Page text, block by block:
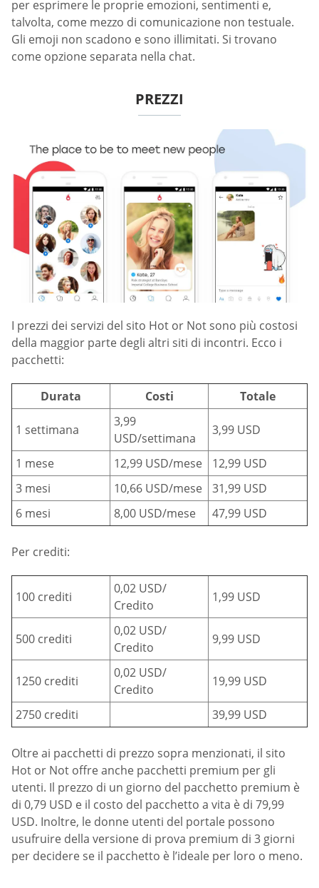
per esprimere le proprie emozioni, sentimenti e,
talvolta, come mezzo di comunicazione non testuale.
Gli emoji non scadono e sono illimitati. Si trovano
come opzione separata nella chat.
PREZZI
I prezzi dei servizi del sito Hot or Not sono più costosi
della maggior parte degli altri siti di incontri. Ecco i
pacchetti:
Durata Costi Totale
1 settimana
3,99
USD/settimana
3,99 USD
1 mese 12,99 USD/mese
12,99 USD
3 mesi
10,66 USD/mese
31,99 USD
6 mesi
8,00 USD/mese 47,99 USD
Per crediti:
100 crediti
0,02 USD/
Credito
1,99 USD
500 crediti
0,02 USD/
Credito
9,99 USD
1250 crediti
0,02 USD/
Credito
19,99 USD
2750 crediti 39,99 USD
Oltre ai pacchetti di prezzo sopra menzionati, il sito
Hot or Not offre anche pacchetti premium per gli
utenti. Il prezzo di un giorno del pacchetto premium è
di 0,79 USD e il costo del pacchetto a vita è di 79,99
USD. Inoltre, le donne utenti del portale possono
usufruire della versione di prova premium di 3 giorni
per decidere se il pacchetto è l’ideale per loro o meno.